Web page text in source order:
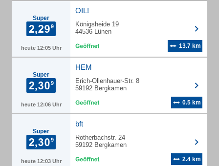
Super
heute 12:05 Uhr
OIL!
Königsheide 19
44536 Lünen
13.7 km
Super
heute 12:06 Uhr
HEM
Erich-Ollenhauer-Str. 8
59192 Bergkamen
0.5 km
Super
heute 12:03 Uhr
bft
Rotherbachstr. 24
59192 Bergkamen
2.4 km